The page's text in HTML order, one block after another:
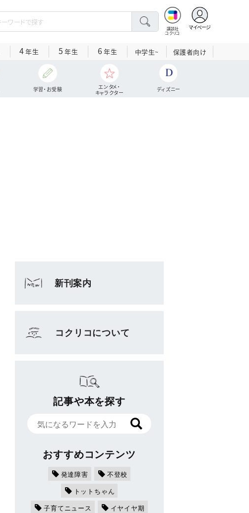
講談社
コクリコ
マイページ
4年生 5 年生 6 年生 中学生~ 保護者向け
学習・お受験
エンタメ・
キャラクター
ディズニー
新刊案内
コクリコについて
記事や本を探す
おすすめコンテンツ
発達障害
不登校
トットちゃん
子育てニュース
イヤイヤ期